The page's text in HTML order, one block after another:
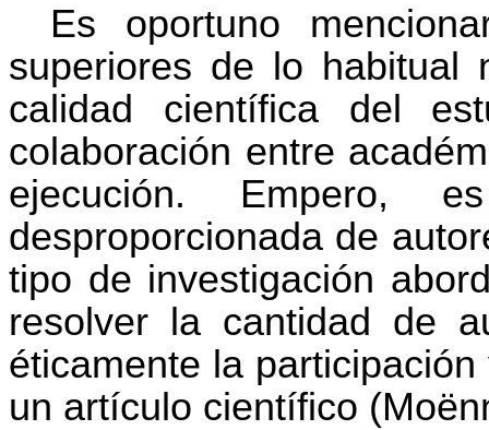
Es oportuno
superiores de lo habitual
calidad científica del
colaboración entre
ejecución. Empero,
desproporcionada de
tipo de investigación
resolver la cantidad de
éticamente la
un artículo científico